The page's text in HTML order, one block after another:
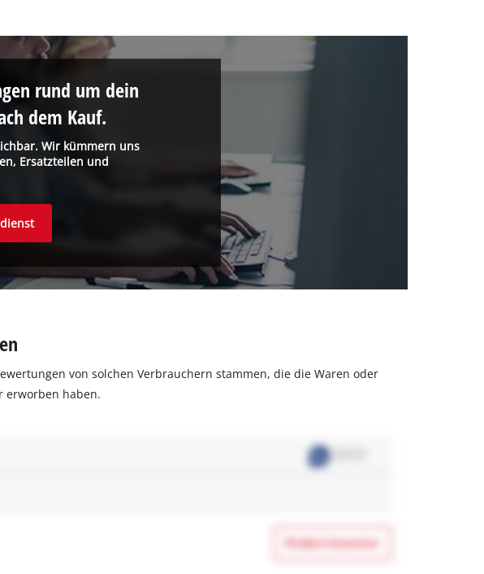
Wir kümmern uns
Ersatzteilen und
rund um dein
dem Kauf.
von solchen Verbrauchern stammen, die die Waren oder
erworben haben.